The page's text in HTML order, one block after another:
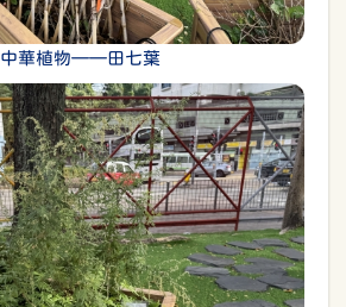
中華植物——田七葉